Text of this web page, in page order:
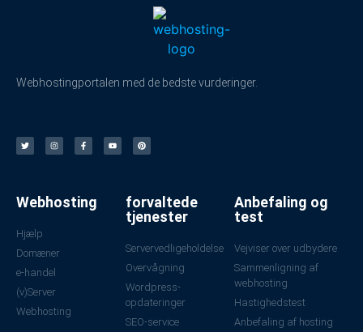
Webhostingportalen med de bedste vurderinger.
Webhosting
Hjælp
Domæner
e-handel
(v)Server
Webhosting
forvaltede
tjenester
Servervedligeholdelse
Overvågning
Wordpress-
opdateringer
SEO-service
Anbefaling og
test
Vejviser over udbydere
Sammenligning af
webhosting
Hastighedstest
Anbefaling af hosting